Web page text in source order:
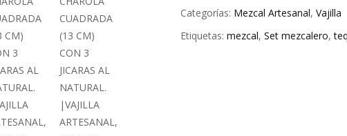
Categorías: Mezcal Artesanal, Vajilla
Etiquetas: mezcal, Set mezcalero,